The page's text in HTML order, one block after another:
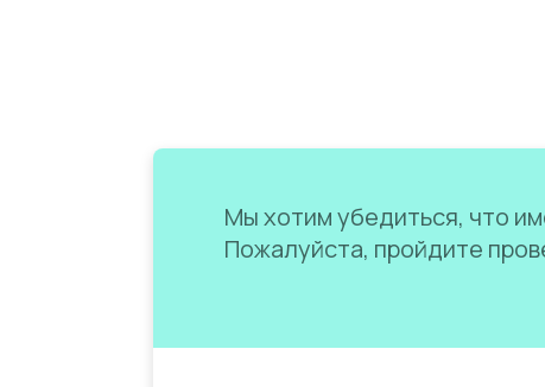
Мы хотим убедиться, что
Пожалуйста, пройдите